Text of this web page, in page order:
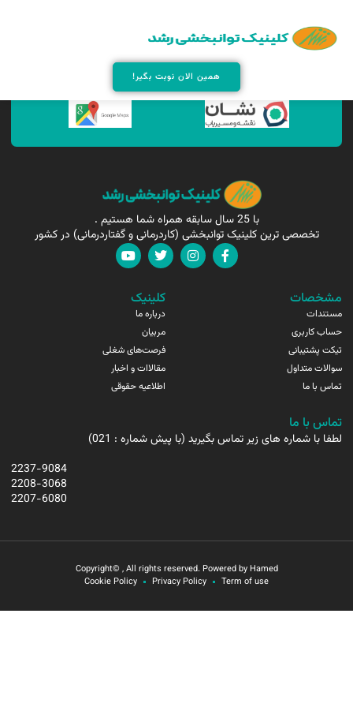
همین الان نوبت بگیر!
همین الان مارا پیدا کنید !
با 25 سال سابقه همراه شما هستیم .
تخصصی ترین کلینیک توانبخشی (کاردرمانی و گفتاردرمانی) در کشور
مشخصات
مستندات
حساب کاربری
تیکت پشتیبانی
سوالات متداول
تماس با ما
کلینیک
درباره ما
مربیان
فرصت‌های شغلی
مقالاات و اخبار
اطلاعیه حقوقی
تماس با ما
لطفا با شماره های زیر تماس بگیرید (با پیش شماره : 021)
2237-9084
2208-3068
2207-6080
Copyright© , All rights reserved. Powered by Hamed
Term of use
Privacy Policy
Cookie Policy